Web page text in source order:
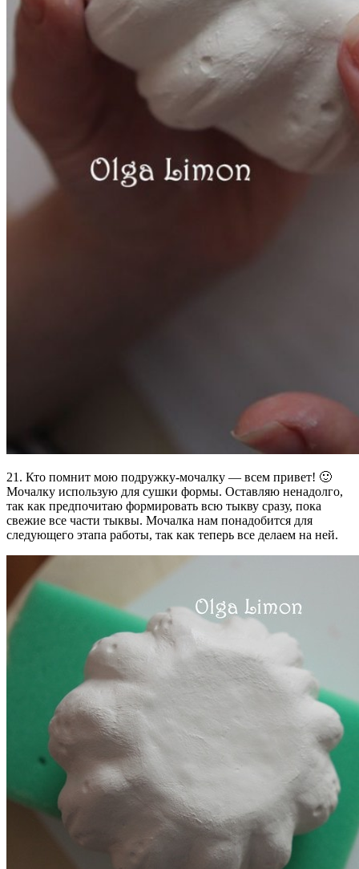
21. Кто помнит мою подружку-мочалку — всем привет! 🙂
Мочалку использую для сушки формы. Оставляю ненадолго,
так как предпочитаю формировать всю тыкву сразу, пока
свежие все части тыквы. Мочалка нам понадобится для
следующего этапа работы, так как теперь все делаем на ней.